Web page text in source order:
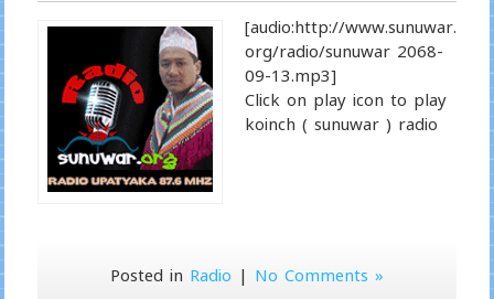
[audio:http://www.sunuwar.
org/radio/sunuwar 2068-
09-13.mp3]
Click on play icon to play
koinch ( sunuwar ) radio
Posted in Radio | No Comments »